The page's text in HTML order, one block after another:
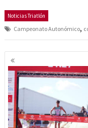
Noticias Triatlón
Campeonato Autonómico,
Navegación
de
entradas